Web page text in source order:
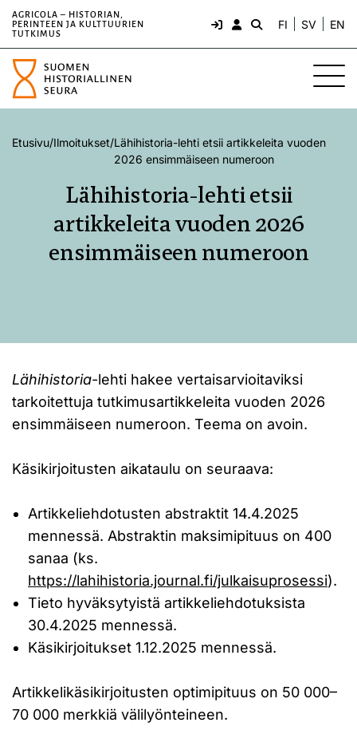
AGRICOLA – HISTORIAN,
PERINTEEN JA KULTTUURIEN
TUTKIMUS
FI SV EN
Etusivu/Ilmoitukset/Lähihistoria-lehti etsii artikkeleita vuoden
2026 ensimmäiseen numeroon
Lähihistoria-lehti etsii
artikkeleita vuoden 2026
ensimmäiseen numeroon
Lähihistoria-lehti hakee vertaisarvioitaviksi
tarkoitettuja tutkimusartikkeleita vuoden 2026
ensimmäiseen numeroon. Teema on avoin.
Käsikirjoitusten aikataulu on seuraava:
Artikkeliehdotusten abstraktit 14.4.2025
mennessä. Abstraktin maksimipituus on 400
sanaa (ks.
https://lahihistoria.journal.fi/julkaisuprosessi).
Tieto hyväksytyistä artikkeliehdotuksista
30.4.2025 mennessä.
Käsikirjoitukset 1.12.2025 mennessä.
Artikkelikäsikirjoitusten optimipituus on 50 000–
70 000 merkkiä välilyönteineen.